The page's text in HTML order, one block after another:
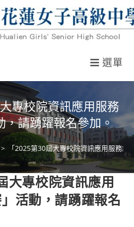
選單
專校院資訊應用服務
，請踴躍報名參加。
> 「2025第30屆大專校院資訊應用服務
大專校院資訊應用
活動，請踴躍報名